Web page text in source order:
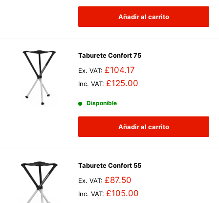
Añadir al carrito
Taburete Confort 75
Ex. VAT: £104.17
Inc. VAT: £125.00
Disponible
Añadir al carrito
Taburete Confort 55
Ex. VAT: £87.50
Inc. VAT: £105.00